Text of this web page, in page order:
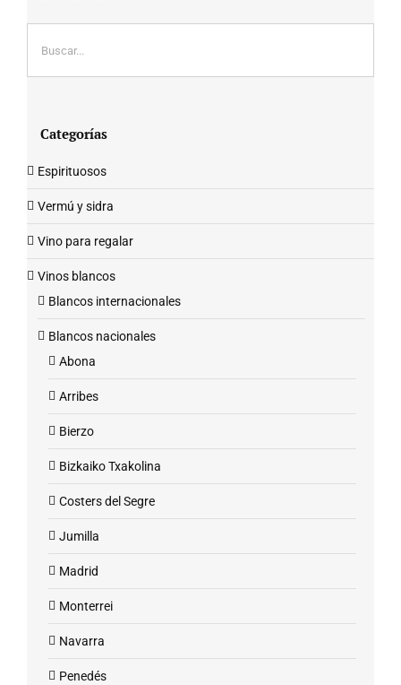
Categorías
Espirituosos
Vermú y sidra
Vino para regalar
Vinos blancos
Blancos internacionales
Blancos nacionales
Abona
Arribes
Bierzo
Bizkaiko Txakolina
Costers del Segre
Jumilla
Madrid
Monterrei
Navarra
Penedés